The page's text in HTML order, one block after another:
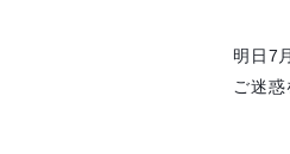
明日7
ご迷